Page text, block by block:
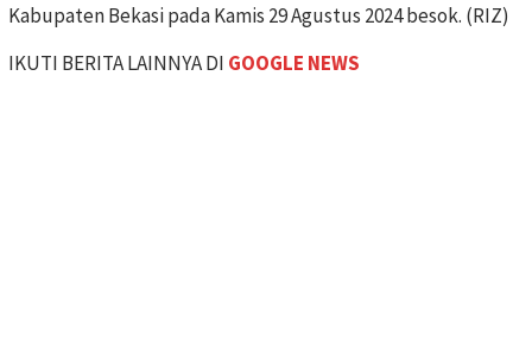
Kabupaten Bekasi pada Kamis 29 Agustus 2024 besok. (RIZ)
IKUTI BERITA LAINNYA DI GOOGLE NEWS